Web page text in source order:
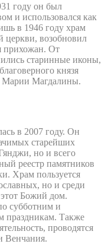
году он был
и использовался как
в 1946 году храм
церкви, возобновил
прихожан. От
старинные иконы,
князя
Марии Магдалины.
в 2007 году. Он
старейших
но и всего
реестр памятников
Храм пользуется
но и среди
Божий дом.
субботним и
праздникам. Также
проводятся
Венчания.